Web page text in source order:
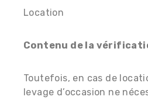
Location
Contenu de la
Toutefois, en cas de
levage d’occasion ne